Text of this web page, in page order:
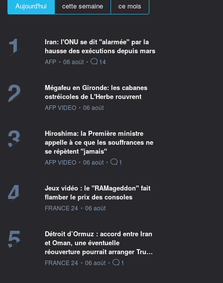
Aujourd'hui cette semaine ce mois
1
Iran: l'ONU se dit "alarmée" par la
hausse des exécutions depuis mars
information fournie par
AFP • 06 août • 14
2
Mégafeu en Gironde: les cabanes
ostréicoles de L'Herbe rouvrent
information fournie par
AFP VIDEO • 06 août
3
Hiroshima: la Première ministre
appelle à ce que les souffrances ne
se répètent "jamais"
information fournie par
AFP VIDEO • 06 août • 1
4
Jeux vidéo : le "RAMageddon" fait
flamber le prix des consoles
information fournie par
FRANCE 24 • 06 août
5
Détroit d’Ormuz : accord entre Iran
et Oman, une éventuelle
réouverture pourrait arranger Tru…
information fournie par
FRANCE 24 • 06 août • 1